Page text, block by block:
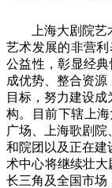
上海大剧院艺术
艺术发展的非营
公益性，彰显经
成优势、整合资
目标，努力建设
构。目前下辖上
广场、上海歌剧
和院团以及正在建
术中心将继续壮
长三角及全国市场